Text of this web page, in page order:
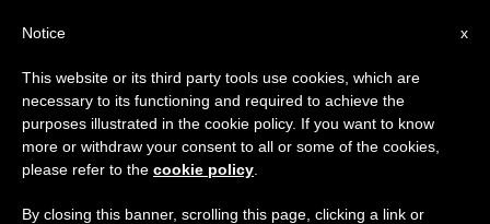
DÍA
Octubre 14th, 2013
×
Aviso importante
Del 27 de julio al 7 de agosto haremos la pausa
anual, aprovechando que en el periodo de verano
se generan menos informaciones y también el
x
Notice
This website or its third party tools use cookies, which are
necessary to its functioning and required to achieve the
purposes illustrated in the cookie policy. If you want to know
more or withdraw your consent to all or some of the cookies,
please refer to the cookie policy
By closing this banner, scrolling this page, clicking a link or